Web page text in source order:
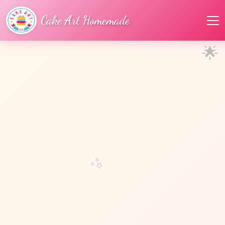
Cake Art Homemade